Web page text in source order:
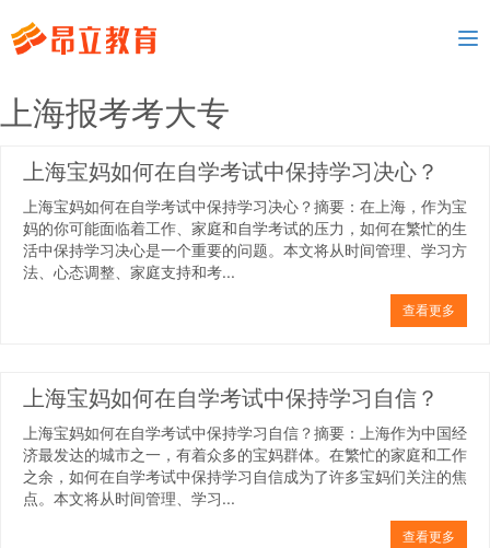
上海报考考大专
上海宝妈如何在自学考试中保持学习决心？
上海宝妈如何在自学考试中保持学习决心？摘要：在上海，作为宝
妈的你可能面临着工作、家庭和自学考试的压力，如何在繁忙的生
活中保持学习决心是一个重要的问题。本文将从时间管理、学习方
法、心态调整、家庭支持和考...
查看更多
上海宝妈如何在自学考试中保持学习自信？
上海宝妈如何在自学考试中保持学习自信？摘要：上海作为中国经
济最发达的城市之一，有着众多的宝妈群体。在繁忙的家庭和工作
之余，如何在自学考试中保持学习自信成为了许多宝妈们关注的焦
点。本文将从时间管理、学习...
查看更多